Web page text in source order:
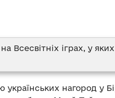
Всесвітніх іграх, у
українських нагород у